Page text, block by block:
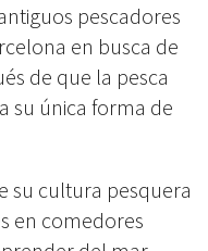
pescadores
en busca de
de que la pesca
su única forma de
su cultura pesquera
en comedores